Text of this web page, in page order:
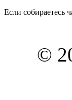
Если собираетесь
©